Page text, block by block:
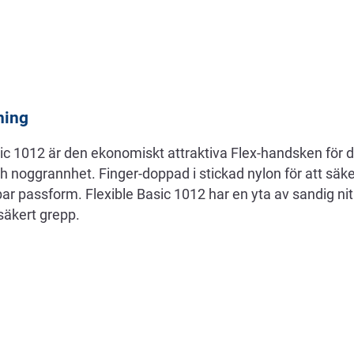
1012 är den ekonomiskt attraktiva Flex-handsken för
noggrannhet. Finger-doppad i stickad nylon för att
passform. Flexible Basic 1012 har en yta av sandig
grepp.